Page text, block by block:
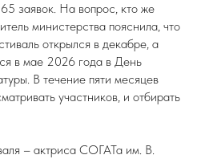
заявок. На вопрос, кто же
министерства пояснила, что
открылся в декабре, а
в мае 2026 года в День
В течение пяти месяцев
участников, и отбирать
– актриса СОГАТа им. В.